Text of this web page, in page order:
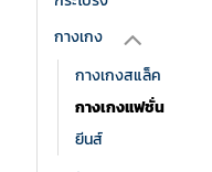
กางเกง
กางเกงสแล็ค
กางเกงแฟชั่น
ยีนส์